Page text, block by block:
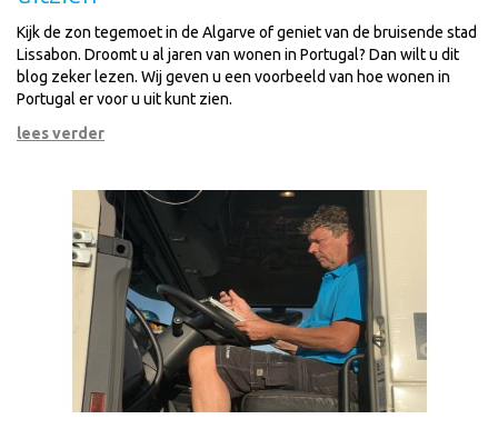
Kijk de zon tegemoet in de Algarve of geniet van de bruisende stad
Lissabon. Droomt u al jaren van wonen in Portugal? Dan wilt u dit
blog zeker lezen. Wij geven u een voorbeeld van hoe wonen in
Portugal er voor u uit kunt zien.
lees verder